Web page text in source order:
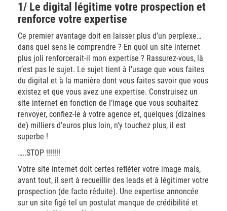
1/ Le digital légitime votre prospection et
renforce votre expertise
Ce premier avantage doit en laisser plus d’un perplexe…
dans quel sens le comprendre ? En quoi un site internet
plus joli renforcerait-il mon expertise ? Rassurez-vous, là
n’est pas le sujet. Le sujet tient à l’usage que vous faites
du digital et à la manière dont vous faites savoir que vous
existez et que vous avez une expertise. Construisez un
site internet en fonction de l’image que vous souhaitez
renvoyer, confiez-le à votre agence et, quelques (dizaines
de) milliers d’euros plus loin, n’y touchez plus, il est
superbe !
…..STOP !!!!!!!
Votre site internet doit certes refléter votre image mais,
avant tout, il sert à recueillir des leads et à légitimer votre
prospection (de facto réduite). Une expertise annoncée
sur un site figé tel un postulat manque de crédibilité et